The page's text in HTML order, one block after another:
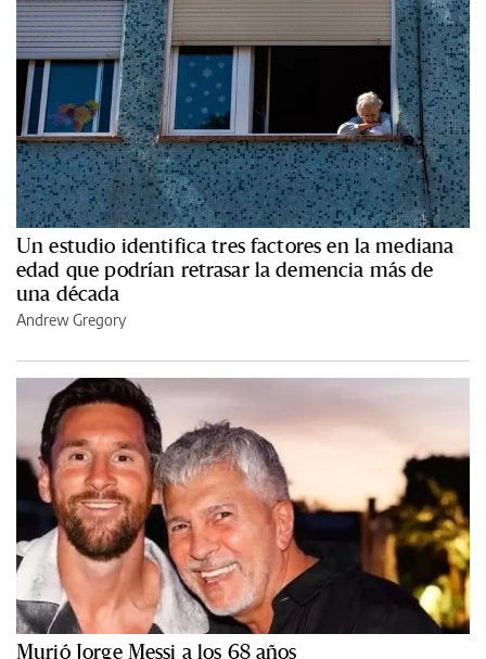
Un estudio identifica tres factores en la mediana
edad que podrían retrasar la demencia más de
una década
Andrew Gregory
Murió Jorge Messi a los 68 años